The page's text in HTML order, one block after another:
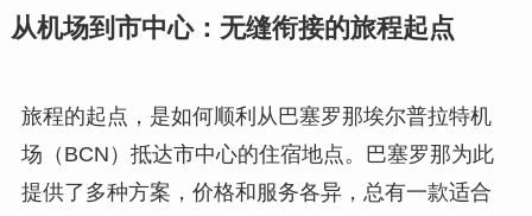
从机场到市中心：无缝衔接的旅程起点
旅程的起点，是如何顺利从巴塞罗那埃尔普拉特机
场（BCN）抵达市中心的住宿地点。巴塞罗那为此
提供了多种方案，价格和服务各异，总有一款适合